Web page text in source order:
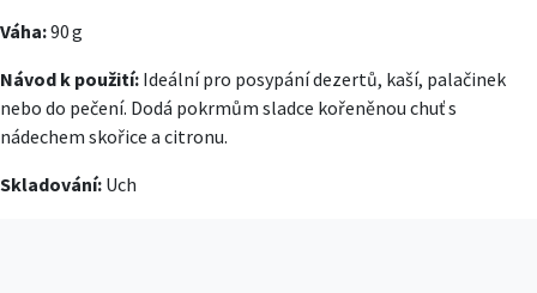
Váha:90 g
Návod k použití: Ideální pro posypání dezertů, kaší, palačinek
nebo do pečení. Dodá pokrmům sladce kořeněnou chuť s
nádechem skořice a citronu.
Skladování: Uch